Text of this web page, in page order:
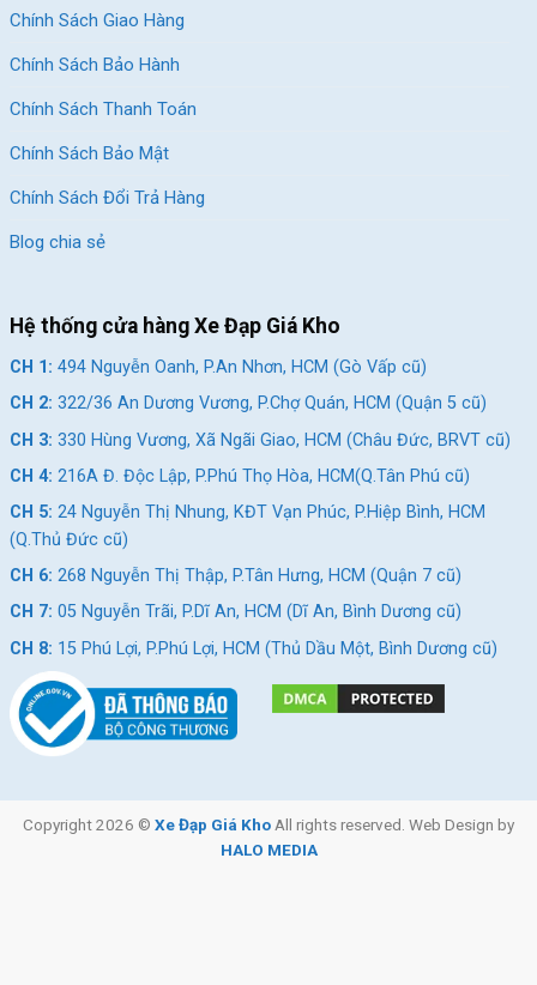
Chính Sách Giao Hàng
Chính Sách Bảo Hành
Chính Sách Thanh Toán
Chính Sách Bảo Mật
Chính Sách Đổi Trả Hàng
Blog chia sẻ
Hệ thống cửa hàng Xe Đạp Giá Kho
CH 1: 494 Nguyễn Oanh, P.An Nhơn, HCM (Gò Vấp cũ)
CH 2: 322/36 An Dương Vương, P.Chợ Quán, HCM (Quận 5 cũ)
CH 3: 330 Hùng Vương, Xã Ngãi Giao, HCM (Châu Đức, BRVT cũ)
CH 4: 216A Đ. Độc Lập, P.Phú Thọ Hòa, HCM(Q.Tân Phú cũ)
CH 5: 24 Nguyễn Thị Nhung, KĐT Vạn Phúc, P.Hiệp Bình, HCM
(Q.Thủ Đức cũ)
CH 6: 268 Nguyễn Thị Thập, P.Tân Hưng, HCM (Quận 7 cũ)
CH 7: 05 Nguyễn Trãi, P.Dĩ An, HCM (Dĩ An, Bình Dương cũ)
CH 8: 15 Phú Lợi, P.Phú Lợi, HCM (Thủ Dầu Một, Bình Dương cũ)
Copyright 2026 © Xe Đạp Giá Kho All rights reserved. Web Design by
HALO MEDIA